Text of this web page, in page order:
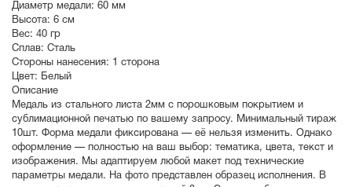
Диаметр медали: 60 мм
Высота: 6 см
Вес: 40 гр
Сплав: Сталь
Стороны нанесения: 1 сторона
Цвет: Белый
Описание
Медаль из стального листа 2мм с порошковым покрытием и
сублимационной печатью по вашему запросу. Минимальный тираж
10шт. Форма медали фиксирована — её нельзя изменить. Однако
оформление — полностью на ваш выбор: тематика, цвета, текст и
изображения. Мы адаптируем любой макет под технические
параметры медали. На фото представлен образец исполнения. В